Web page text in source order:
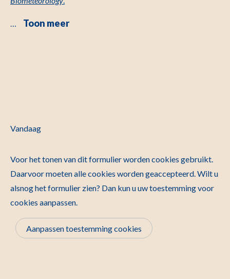
… Toon meer
Vandaag
Voor het tonen van dit formulier worden cookies gebruikt.
Daarvoor moeten alle cookies worden geaccepteerd. Wilt u
alsnog het formulier zien? Dan kun u uw toestemming voor
cookies aanpassen.
Aanpassen toestemming cookies